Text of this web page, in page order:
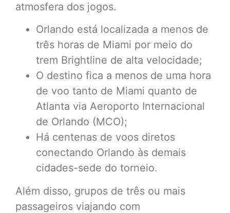
atmosfera dos jogos.
Orlando está localizada a menos de
três horas de Miami por meio do
trem Brightline de alta velocidade;
O destino fica a menos de uma hora
de voo tanto de Miami quanto de
Atlanta via Aeroporto Internacional
de Orlando (MCO);
Há centenas de voos diretos
conectando Orlando às demais
cidades-sede do torneio.
Além disso, grupos de três ou mais
passageiros viajando com